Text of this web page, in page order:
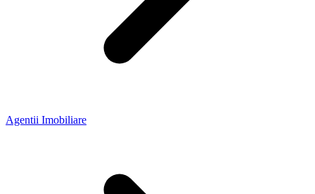
Agentii Imobiliare